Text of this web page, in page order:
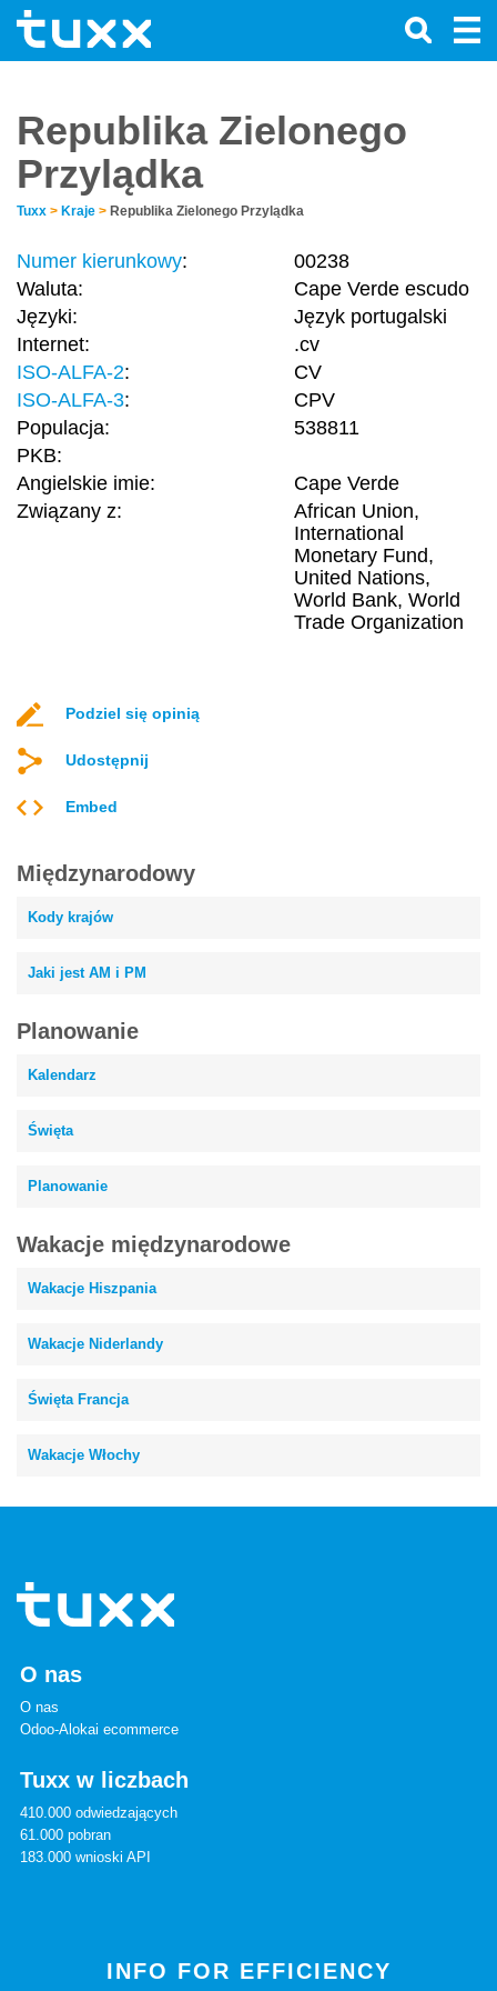
Republika Zielonego
Przylądka
Tuxx > Kraje > Republika Zielonego Przylądka
Numer kierunkowy:
00238
Waluta:
Cape Verde escudo
Języki:
Język portugalski
Internet:
.cv
ISO-ALFA-2:
CV
ISO-ALFA-3:
CPV
Populacja:
538811
PKB:
Angielskie imie:
Cape Verde
Związany z:
African Union,
International
Monetary Fund,
United Nations,
World Bank, World
Trade Organization
Podziel się opinią
Udostępnij
Embed
Międzynarodowy
Kody krajów
Jaki jest AM i PM
Planowanie
Kalendarz
Święta
Planowanie
Wakacje międzynarodowe
Wakacje Hiszpania
Wakacje Niderlandy
Święta Francja
Wakacje Włochy
O nas
O nas
Odoo-Alokai ecommerce
Tuxx w liczbach
410.000 odwiedzających
61.000 pobran
183.000 wnioski API
INFO FOR EFFICIENCY